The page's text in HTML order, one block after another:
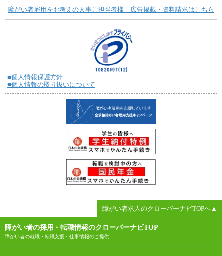
障がい者雇用をお考えの人事ご担当者様 広告掲載・資料請求はこちら
■個人情報保護方針
■個人情報の取り扱いについて
障がい者求人のクローバーナビTOPへ▲
障がい者の採用・転職情報のクローバーナビTOP
障がい者の就職・転職支援・仕事情報のご提供